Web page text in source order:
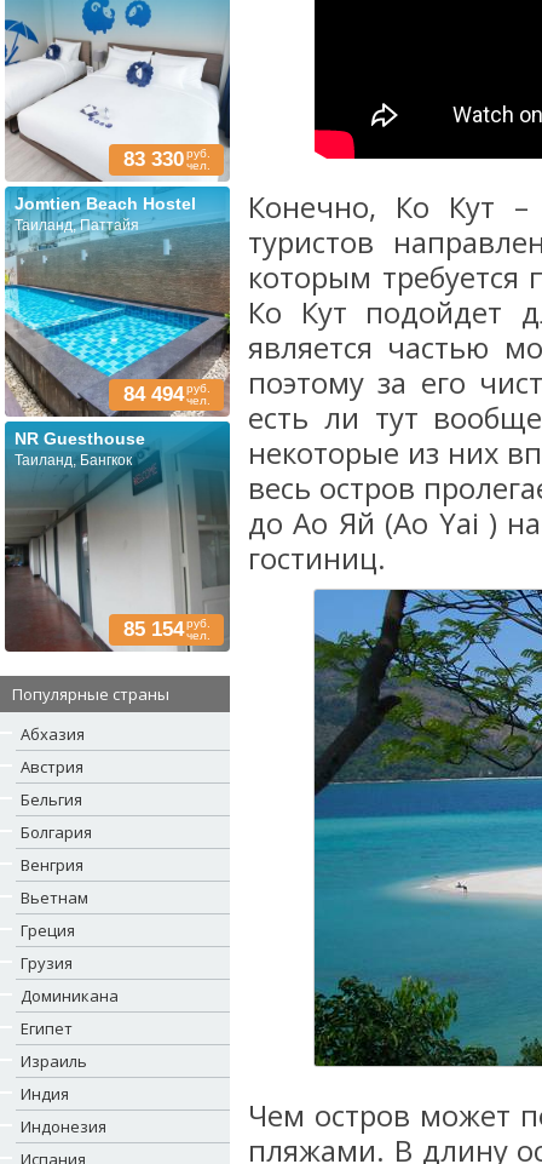
83 330руб.
чел.
Jomtien Beach Hostel
Таиланд, Паттайя
84 494руб.
чел.
NR Guesthouse
Таиланд, Бангкок
85 154руб.
чел.
Популярные страны
Абхазия
Австрия
Бельгия
Болгария
Венгрия
Вьетнам
Греция
Грузия
Доминикана
Египет
Израиль
Индия
Индонезия
Испания
Конечно, Ко Кут –
туристов
которым
Ко Кут подойдет
является частью
поэтому за его
есть ли тут
некоторые из них
весь остров
до Ао Яй (Ao Yai )
гостиниц.
Чем остров может
пляжами. В длину